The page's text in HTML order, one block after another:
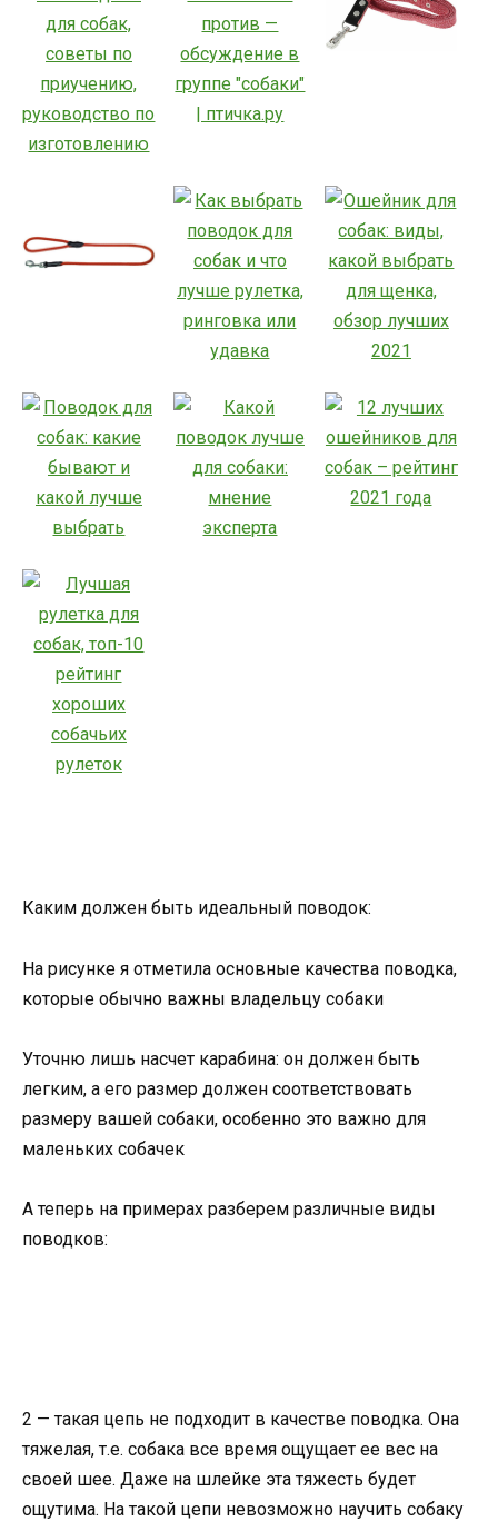
Каким должен быть идеальный поводок:
На рисунке я отметила основные качества поводка,
которые обычно важны владельцу собаки
Уточню лишь насчет карабина: он должен быть
легким, а его размер должен соответствовать
размеру вашей собаки, особенно это важно для
маленьких собачек
А теперь на примерах разберем различные виды
поводков:
2 — такая цепь не подходит в качестве поводка. Она
тяжелая, т.е. собака все время ощущает ее вес на
своей шее. Даже на шлейке эта тяжесть будет
ощутима. На такой цепи невозможно научить собаку